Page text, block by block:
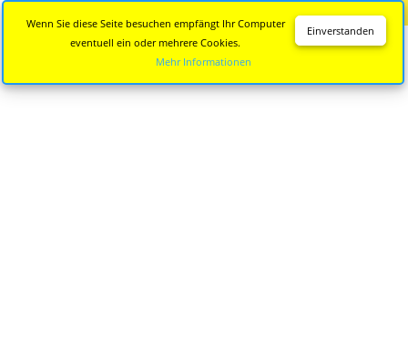
Einverstanden
Wenn Sie diese Seite besuchen empfängt Ihr Computer
eventuell ein oder mehrere Cookies.
Mehr Informationen